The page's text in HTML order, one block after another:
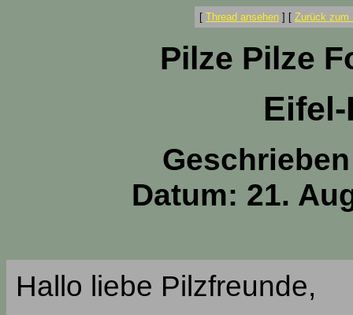
[ Thread ansehen ] [ Zurück zum
Pilze Pilze
Datum: 21.
Hallo liebe Pilzfreunde,